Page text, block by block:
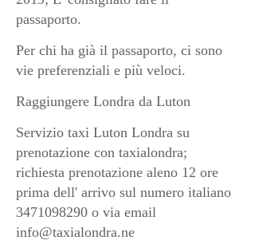
passaporto.
Per chi ha già il passaporto, ci sono
vie preferenziali e più veloci.
Raggiungere Londra da Luton
Servizio taxi Luton Londra su
prenotazione con taxialondra;
richiesta prenotazione aleno 12 ore
prima dell' arrivo sul numero italiano
3471098290 o via email
info@taxialondra.ne